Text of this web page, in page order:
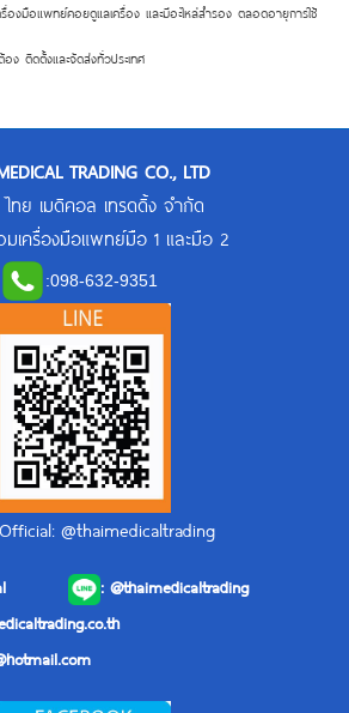
งมือแพทย์คอยดูแลเครื่อง และมีอะไหล่สำรอง ตลอดอายุการใช้
ง ติดตั้งและจัดส่งทั่วประเทศ
TRADING CO., LTD
ทย เมดิคอล เทรดดิ้ง จำกัด
ครื่องมือแพทย์มือ 1 และมือ 2
:098-632-9351
@thaimedicaltrading
: @thaimedicaltrading